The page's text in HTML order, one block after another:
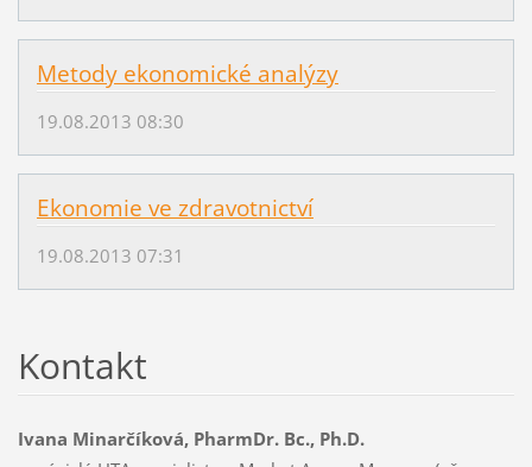
Metody ekonomické analýzy
19.08.2013 08:30
Ekonomie ve zdravotnictví
19.08.2013 07:31
Kontakt
Ivana Minarčíková, PharmDr. Bc., Ph.D.